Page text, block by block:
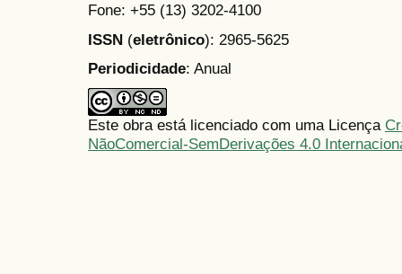
Fone: +55 (13) 3202-4100
ISSN (eletrônico): 2965-5625
Periodicidade: Anual
Este obra está licenciado com uma Licença
NãoComercial-SemDerivações 4.0